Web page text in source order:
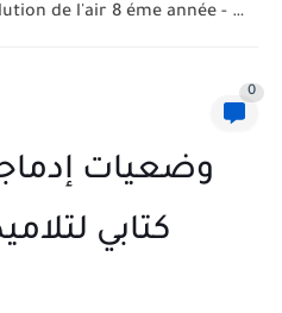
la pollution de l'air 8 éme année - تلوث الهواء...
0
وضعيات
كتابي